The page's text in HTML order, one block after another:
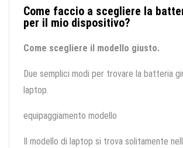
Come faccio a scegliere la
per il mio dispositivo?
Come scegliere il modello giusto.
Due semplici modi per trovare la batteria
laptop.
equipaggiamento modello
Il modello di laptop si trova solitamente